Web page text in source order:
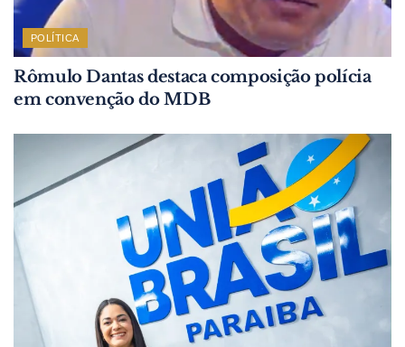
POLÍTICA
Rômulo Dantas destaca composição polícia
em convenção do MDB